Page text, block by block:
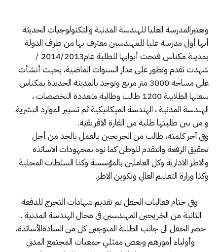
وتعتبرالمدرسة العليا للهندسة المدنية والتکنولوجيات الحديثة
أنها أول مدرسة عليا للمهندسين معترف بها من طرف الدولة
بمدينة مکناس فتحت أبوابها للطلبة عام2014/2013 /
شهدت تقدم وتطور على مدار السنوات الماضية، بحيث أنشأت
علی مساحة 3000 متر مربع وتوجد بالمدينة الجديدة بمکناس
سعتها الطلابية 1200 طالب وطالبة متعددة التخصصات ،
الهندسة المدنية ، الهندسة الميکانيکية ثم تسيير الموارد البشرية.
و من بين طلبتها طلبة من القارة الافريقية.
وفى آخر كلمته، طالب من الخريجين بالعمل بالجد من أجل
تحقيق الرفعة والتقدم للوطن کما نوه بمجهودات الاساتذة
والاطر الادارية وکل العاملين بالمٶسسة وکذا السلطات المحلية
وکذا وزارة التعليم العالي وتکوين الاطر.
وفى ختام فعاليات الحفل تم تقديم شهادات التخرج للدفعة
الثانية من الخريجين المهندسين في مجال الهندسة المدنية .
حضر الحفل الى جانب الطلبة المتوجين كل من السادةالأساتذة،
وأولياء أمورهم وبعض ممثلي جمعيات المجتمع المدني